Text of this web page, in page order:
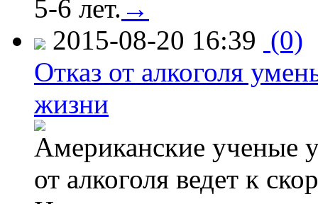
5-6 лет. →
2015-08-20 16:39 (0)
Отказ от алкоголя
жизни
Американские ученые
от алкоголя ведет к